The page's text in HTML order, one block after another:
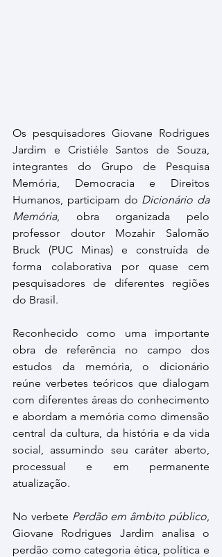
Os pesquisadores Giovane Rodrigues
Jardim e Cristiéle Santos de Souza,
integrantes do Grupo de Pesquisa
Memória, Democracia e Direitos
Humanos, participam do Dicionário da
Memória, obra organizada pelo
professor doutor Mozahir Salomão
Bruck (PUC Minas) e construída de
forma colaborativa por quase cem
pesquisadores de diferentes regiões
do Brasil.
Reconhecido como uma importante
obra de referência no campo dos
estudos da memória, o dicionário
reúne verbetes teóricos que dialogam
com diferentes áreas do conhecimento
e abordam a memória como dimensão
central da cultura, da história e da vida
social, assumindo seu caráter aberto,
processual e em permanente
atualização.
No verbete Perdão em âmbito público,
Giovane Rodrigues Jardim analisa o
perdão como categoria ética, política e